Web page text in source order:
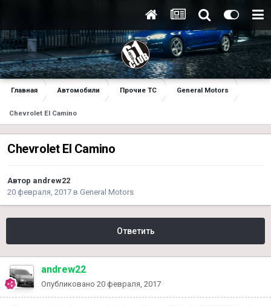
Главная Автомобили Прочие ТС General Motors
Chevrolet El Camino
Chevrolet El Camino
Автор andrew22
20 февраля, 2017 в General Motors
Ответить
andrew22
Опубликовано 20 февраля, 2017